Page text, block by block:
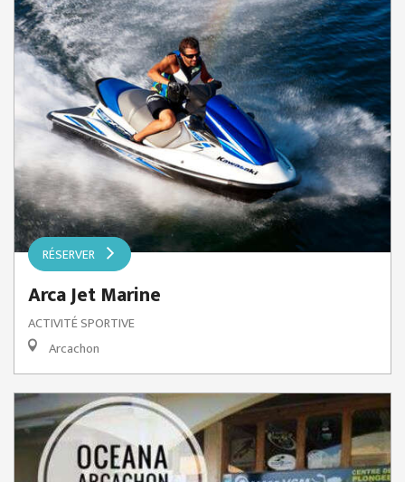
RÉSERVER
Arca Jet Marine
ACTIVITÉ SPORTIVE
Arcachon